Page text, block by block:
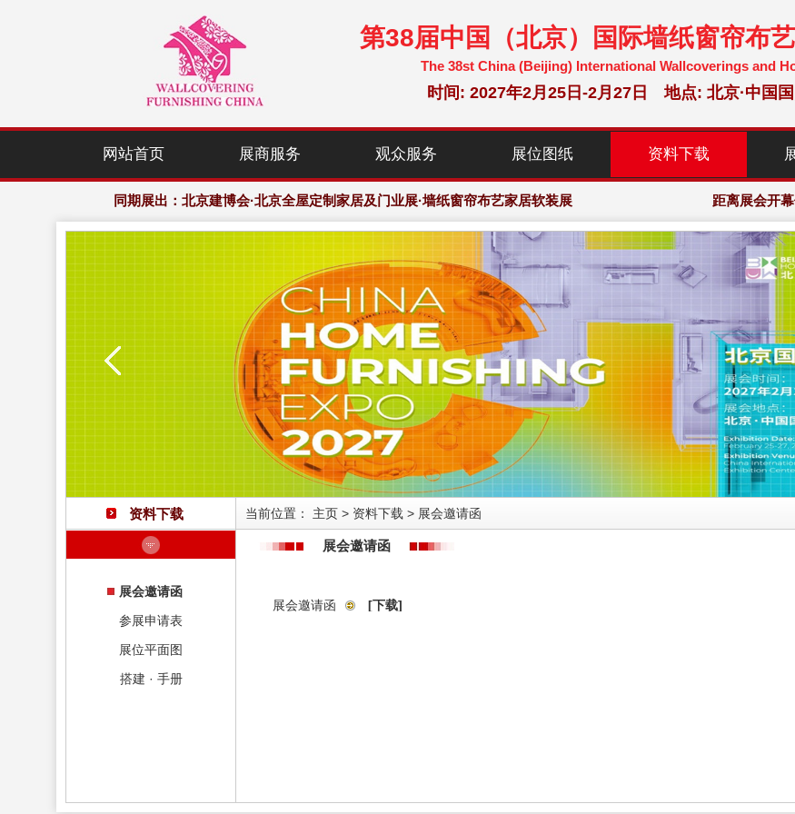
第38届中国（北京）国际墙纸窗帘布
The 38st China (Beijing) International Wallcoverings and
时间: 2027年2月25日-2月27日 地点: 北京·中国国
网站首页 展商服务 观众服务 展位图纸 资料下载
同期展出：北京建博会·北京全屋定制家居及门业展·墙纸窗帘布艺家居软装展
展会规模：120,000㎡展示面积，2,000+家居行业优选参展企业，150,000+专业观众
欢迎访问·2027年中国(北京)国际墙纸、窗帘布艺暨家居软装博览会·组委会大会网站
距离展会开
资料下载
展会邀请函
参展申请表
展位平面图
搭建 · 手册
当前位置： 主页 > 资料下载 > 展会邀请函
展会邀请函
展会邀请函 [下载]